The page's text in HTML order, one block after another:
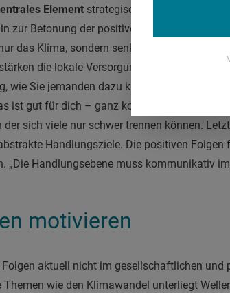
Element strategischer
zur Betonung der positiven Effekte für die
das Klima, sondern senkt auch das
die lokale Versorgungssicherheit, also
wie Sie jemanden dazu kriegen, sein Steak
ist gut für dich – ganz konkret.“ Das Steak
sich viele nur schwer trennen können.
Handlungsziele. Die positiven Folgen
„Die Handlungsebene muss kommunikativ
motivieren
aktuell nicht im gesellschaftlichen und
wie den Klimawandel unterliegt